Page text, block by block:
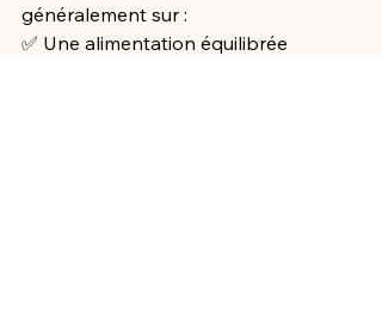
généralement sur :
✅ Une alimentation équilibrée